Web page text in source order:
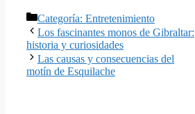
Categories
Categoría: Entretenimiento
Los fascinantes monos de Gibraltar:
historia y curiosidades
Las causas y consecuencias del
motín de Esquilache